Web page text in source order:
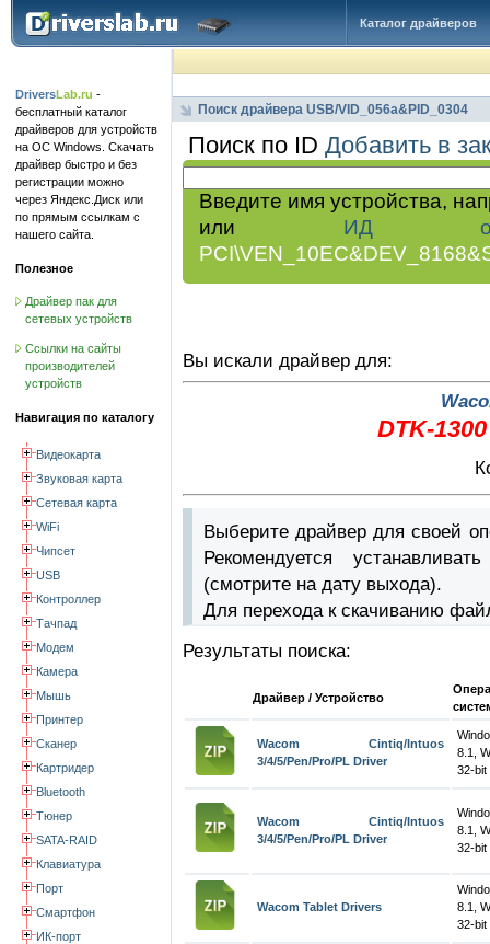
Каталог драйверов
DriversLab.ru -
бесплатный каталог
драйверов для устройств
на ОС Windows. Скачать
драйвер быстро и без
регистрации можно
через Яндекс.Диск или
по прямым ссылкам с
нашего сайта.
Полезное
Драйвер пак для
сетевых устройств
Ссылки на сайты
производителей
устройств
Навигация по каталогу
Видеокарта
Звуковая карта
Сетевая карта
WiFi
Чипсет
USB
Контроллер
Тачпад
Модем
Камера
Мышь
Принтер
Сканер
Картридер
Bluetooth
Тюнер
SATA-RAID
Клавиатура
Порт
Смартфон
ИК-порт
Поиск драйвера USB/VID_056a&PID_0304
Поиск по ID Добавить в
Введите имя устройства,
или ИД
Вы искали драйвер для:
DTK-
Выберите драйвер для своей
Рекомендуется
(смотрите на дату выхода).
Для перехода к скачиванию
Результаты поиска:
Драйвер / Устройство
Wacom Cintiq/Intuos
3/4/5/Pen/Pro/PL Driver
8.1,
32-bit
Wacom Cintiq/Intuos
3/4/5/Pen/Pro/PL Driver
8.1,
32-bit
Wacom Tablet Drivers
8.1,
32-bit